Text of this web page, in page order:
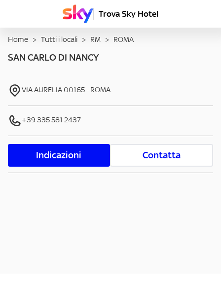
Trova Sky Hotel
Home > Tutti i locali > RM > ROMA
SAN CARLO DI NANCY
VIA AURELIA 00165- ROMA
+39 335 581 2437
Indicazioni Contatta